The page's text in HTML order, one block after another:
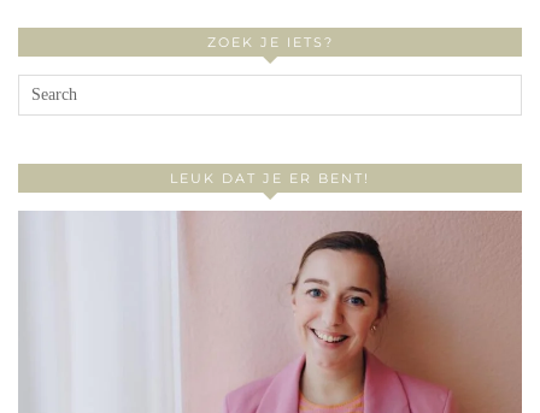
ZOEK JE IETS?
LEUK DAT JE ER BENT!